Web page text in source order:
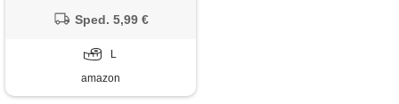
Sped. 5,99 €
L
amazon